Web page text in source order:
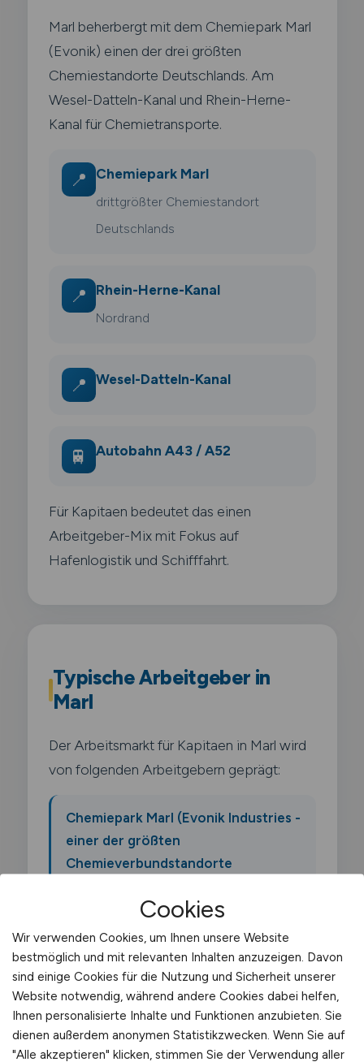
Marl beherbergt mit dem Chemiepark Marl
(Evonik) einen der drei größten
Chemiestandorte Deutschlands. Am
Wesel-Datteln-Kanal und Rhein-Herne-
Kanal für Chemietransporte.
📍 Chemiepark Marl
drittgrößter Chemiestandort
Deutschlands
📍 Rhein-Herne-Kanal
Nordrand
📍 Wesel-Datteln-Kanal
🚆 Autobahn A43 / A52
Für Kapitaen bedeutet das einen
Arbeitgeber-Mix mit Fokus auf
Hafenlogistik und Schifffahrt.
Typische Arbeitgeber in
Marl
Der Arbeitsmarkt für Kapitaen in Marl wird
von folgenden Arbeitgebern geprägt:
Chemiepark Marl (Evonik Industries -
einer der größten
Chemieverbundstandorte
Ineos Oligomers
Oxea (jetzt OQ Chemicals)
Sasol
Cookies
Wir verwenden Cookies, um Ihnen unsere Website
bestmöglich und mit relevanten Inhalten anzuzeigen. Davon
sind einige Cookies für die Nutzung und Sicherheit unserer
Website notwendig, während andere Cookies dabei helfen,
Ihnen personalisierte Inhalte und Funktionen anzubieten. Sie
dienen außerdem anonymen Statistikzwecken. Wenn Sie auf
"Alle akzeptieren" klicken, stimmen Sie der Verwendung aller